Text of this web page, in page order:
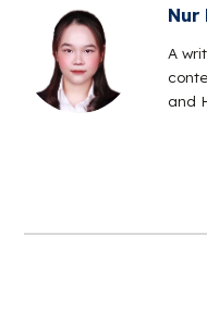
Nur
A
and